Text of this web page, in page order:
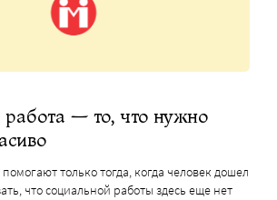
работа — то, что нужно
помогают только тогда, когда человек дошел
что социальной работы здесь еще нет